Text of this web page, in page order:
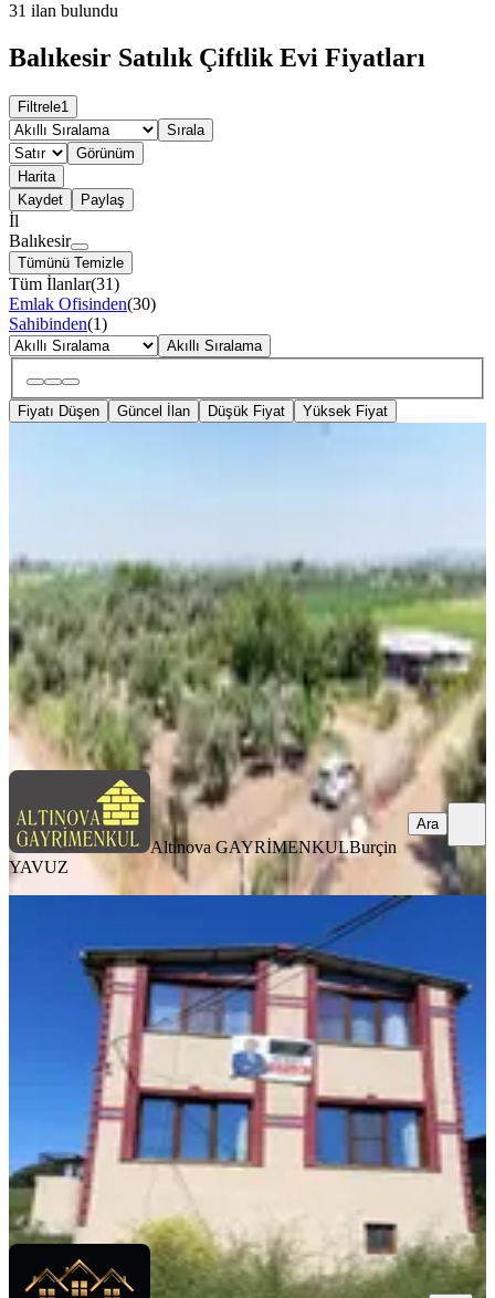
31 ilan bulundu
Balıkesir Satılık Çiftlik Evi Fiyatları
Filtrele1
Sırala
Görünüm
Harita
Kaydet
Paylaş
İl
Balıkesir
Tümünü Temizle
Tüm İlanlar(31)
Emlak Ofisinden(30)
Sahibinden(1)
Akıllı Sıralama
Fiyatı Düşen Güncel İlan Düşük Fiyat Yüksek Fiyat
2+1·100 m²· 03.08.2026
13.750.000 ₺
Altınova GAYRİMENKUL Burçin YAVUZ
Ara
Altınova GAYRİMENKULBurçin
YAVUZ
Ara
İlkgün Gayrimenkulden Karakaya
Mah.satılık Çiftlik Evi
Balıkesir, Altıeylül
2+2·200 m²·07.07.2026
6.200.000 ₺
İlkgün Gayrimenkul İlkay Emegen
Ara